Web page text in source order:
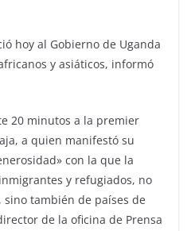
hoy al Gobierno de Uganda
y asiáticos, informó
20 minutos a la premier
a quien manifestó su
con la que la
y refugiados, no
también de países de
de la oficina de Prensa